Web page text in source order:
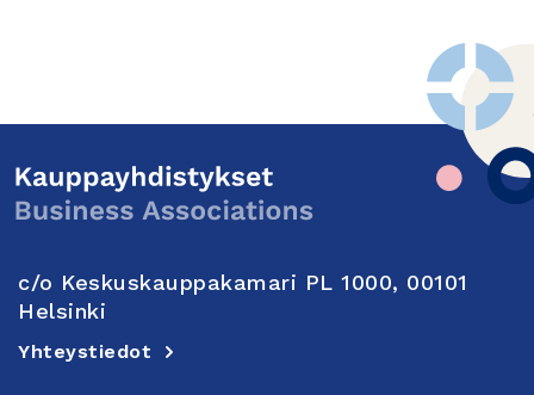
c/o Keskuskauppakamari PL 1000, 00101
Helsinki
Yhteystiedot